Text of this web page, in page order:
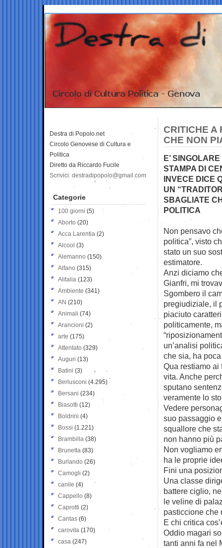
CRITICHE A
CHE NON
E’
STAMPA DI
INVECE DICE
UN
SBAGLIATE
POLITICA
Non pensavo
politica”, visto
stato un suo
estimatore.
Anzi diciamo
Gianfri, mi
Sgombero il
pregiudiziale, il
piaciuto
politicamente,
un’analisi
che sia, ha
Qua restiamo ai
vita. Anche
sputano
veramente lo
Vedere
suo passaggio
squallore che
non hanno più
Non vogliamo
ha le proprie
Fini una
Una classe
battere ciglio,
le veline di
pasticcione che
E chi critica
Oddio magari
tanti anni fa nel
Destra di Popolo.net
Circolo Genovese di Cultura e
Politica
Diretto da Riccardo Fucile
Scrivici: destradipopolo@gmail.com
Categorie
100 giorni (5)
Aborto (20)
Acca Larentia (2)
Alcool (3)
Alemanno (150)
Alfano (315)
Alitalia (123)
Ambiente (341)
AN (210)
Animali (74)
Arancioni (2)
arte (175)
Attentato (329)
Auguri (13)
Batini (3)
Berlusconi (4.295)
Bersani (234)
Biasotti (12)
Boldrini (4)
Bossi (1.221)
Brambilla (38)
Brunetta (83)
Burlando (26)
Camogli (2)
canile (4)
Cappello (8)
Caprotti (2)
Caritas (6)
carovita (170)
casa (247)